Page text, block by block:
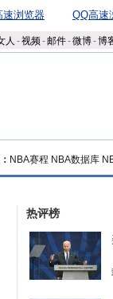
速浏览器 QQ高速
人 -视频-邮件-微博-博
NBA赛程 NBA数据库
热评榜